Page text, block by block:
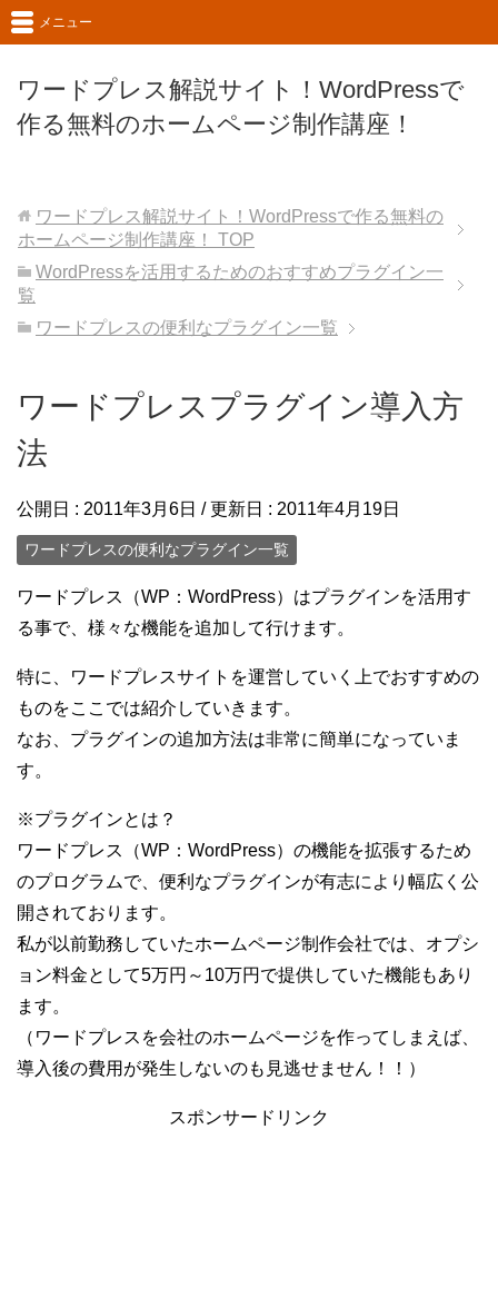
ワードプレス解説サイト！WordPressで
作る無料のホームページ制作講座！
メニュー
ワードプレス解説サイト！WordPressで作る無料の
ホームページ制作講座！
TOP
WordPressを活用するためのおすすめプラグイン一
覧
ワードプレスの便利なプラグイン一覧
ワードプレスプラグイン導入方
法
公開日 : 2011年3月6日 / 更新日 : 2011年4月19日
ワードプレスの便利なプラグイン一覧
ワードプレス（WP：WordPress）はプラグインを活用す
る事で、様々な機能を追加して行けます。
特に、ワードプレスサイトを運営していく上でおすすめの
ものをここでは紹介していきます。
なお、プラグインの追加方法は非常に簡単になっていま
す。
※プラグインとは？
ワードプレス（WP：WordPress）の機能を拡張するため
のプログラムで、便利なプラグインが有志により幅広く公
開されております。
私が以前勤務していたホームページ制作会社では、オプシ
ョン料金として5万円～10万円で提供していた機能もあり
ます。
（ワードプレスを会社のホームページを作ってしまえば、
導入後の費用が発生しないのも見逃せません！！）
スポンサードリンク